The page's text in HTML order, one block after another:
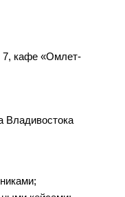
7, кафе «Омлет-
Владивостока